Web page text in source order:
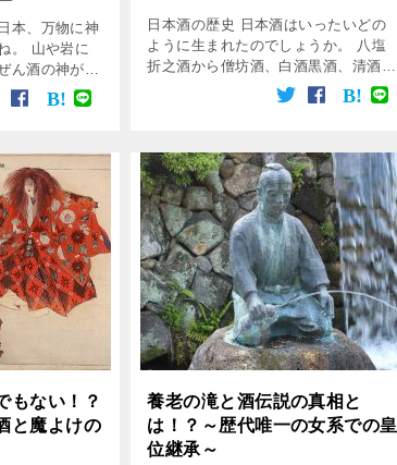
本、万物に神
。 山や岩に
ん酒の神がい
せん。 酒造
また、酒と酒
日本酒の歴史 日本酒はいったいどの
ように生まれたのでしょうか。 八塩
折之酒から僧坊酒、白酒黒酒、清酒と
うつりかわってきた日本酒の歴史をご
紹介します。 日本酒が登場する神話
てきたため「日 […]
もない！？
と魔よけの
養老の滝と酒伝説の真相と
は！？～歴代唯一の女系での皇
位継承～